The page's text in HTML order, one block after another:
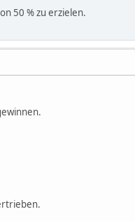
50 % zu erzielen.